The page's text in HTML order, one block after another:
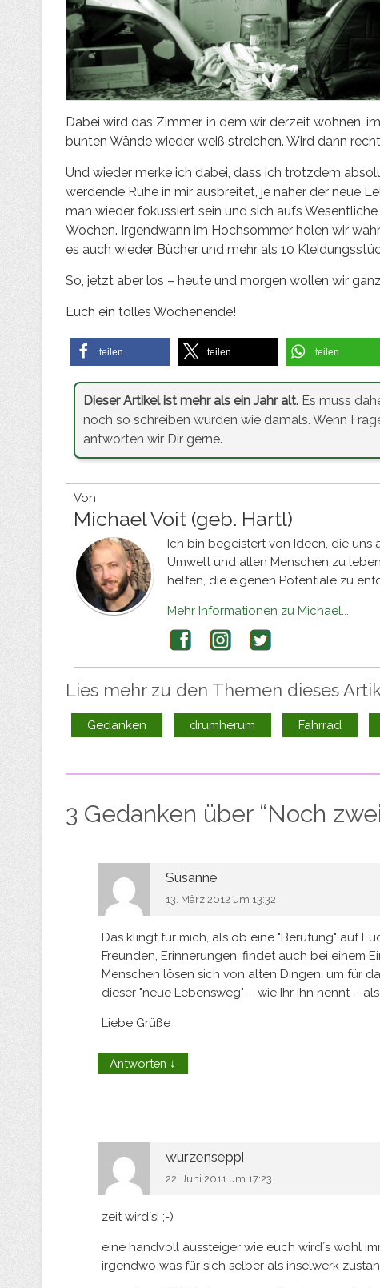
Dabei wird das Zimmer, in dem wir derzeit wohnen,
bunten Wände wieder weiß streichen. Wird dann
Und wieder merke ich dabei, dass ich trotzdem
werdende Ruhe in mir ausbreitet, je näher der neue
man wieder fokussiert sein und sich aufs
Wochen. Irgendwann im Hochsommer holen wir
es auch wieder Bücher und mehr als 10
So, jetzt aber los – heute und morgen wollen wir
Euch ein tolles Wochenende!
teilen teilen teilen
Dieser Artikel ist mehr als ein Jahr alt. Es muss
noch so schreiben würden wie damals. Wenn
antworten wir Dir gerne.
Von
Michael Voit (geb. Hartl)
Ich bin begeistert von Ideen, die uns
Umwelt und allen Menschen zu
helfen, die eigenen Potentiale zu
Mehr Informationen zu Michael...
Facebook Instagram
Lies mehr zu den Themen dieses
Gedanken drumherum Fahrrad
3 Gedanken über “Noch
Susanne
13. März 2012 um 13:32
Das klingt für mich, als ob eine "Berufung" auf
Freunden, Erinnerungen, findet auch bei einem
Menschen lösen sich von alten Dingen, um für
dieser "neue Lebensweg" – wie Ihr ihn nennt –
Liebe Grüße
Antworten ↓
wurzenseppi
22. Juni 2011 um 17:23
zeit wird´s! ;-)
eine handvoll aussteiger wie euch wird´s wohl
irgendwo was für sich selber als inselwerk